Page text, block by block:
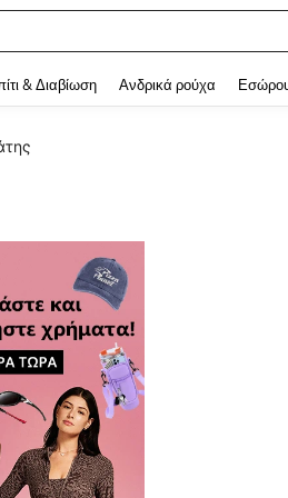
& Διαβίωση Ανδρικά ρούχα